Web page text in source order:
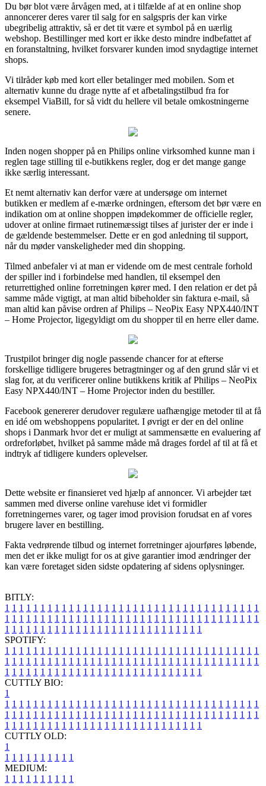
Du bør blot være årvågen med, at i tilfælde af at en online shop
annoncerer deres varer til salg for en salgspris der kan virke
ubegribelig attraktiv, så er det tit være et symbol på en uærlig
webshop. Bestillinger med kort er ikke desto mindre indbefattet af
en foranstaltning, hvilket forsvarer kunden imod snydagtige internet
shops.
Vi tilråder køb med kort eller betalinger med mobilen. Som et
alternativ kunne du drage nytte af et afbetalingstilbud fra for
eksempel ViaBill, for så vidt du hellere vil betale omkostningerne
senere.
Inden nogen shopper på en Philips online virksomhed kunne man i
reglen tage stilling til e-butikkens regler, dog er det mange gange
ikke særlig interessant.
Et nemt alternativ kan derfor være at undersøge om internet
butikken er medlem af e-mærke ordningen, eftersom det bør være en
indikation om at online shoppen imødekommer de officielle regler,
udover at online firmaet rutinemæssigt tilses af jurister der er inde i
de gældende bestemmelser. Dette er en god anledning til support,
når du møder vanskeligheder med din shopping.
Tilmed anbefaler vi at man er vidende om de mest centrale forhold
der spiller ind i forbindelse med handlen, til eksempel den
returrettighed online forretningen kører med. I den relation er det på
samme måde vigtigt, at man altid bibeholder sin faktura e-mail, så
man altid kan påvise ordren af Philips – NeoPix Easy NPX440/INT
– Home Projector, ligegyldigt om du shopper til en herre eller dame.
Trustpilot bringer dig nogle passende chancer for at efterse
forskellige tidligere brugeres betragtninger og af den grund slår vi et
slag for, at du verificerer online butikkens kritik af Philips – NeoPix
Easy NPX440/INT – Home Projector inden du bestiller.
Facebook genererer derudover regulære uafhængige metoder til at få
en idé om webshoppens popularitet. I øvrigt er der en del online
shops i Danmark hvor det er muligt at sammensætte en evaluering af
ordreforløbet, hvilket på samme måde må drages fordel af til at få et
indtryk af tidligere kunders oplevelser.
Dette website er finansieret ved hjælp af annoncer. Vi arbejder tæt
sammen med diverse online varehuse idet vi formidler
forretningernes varer, og tager imod provision forudsat en af vores
brugere laver en bestilling.
Fakta vedrørende tilbud og internet forretninger ajourføres løbende,
men det er ikke muligt for os at give garantier imod ændringer der
kan være foretaget siden sidste opdatering af sidens oplysninger.
BITLY:
1 1 1 1 1 1 1 1 1 1 1 1 1 1 1 1 1 1 1 1 1 1 1 1 1 1 1 1 1 1 1 1 1 1 1 1
1 1 1 1 1 1 1 1 1 1 1 1 1 1 1 1 1 1 1 1 1 1 1 1 1 1 1 1 1 1 1 1 1 1 1 1
1 1 1 1 1 1 1 1 1 1 1 1 1 1 1 1 1 1 1 1 1 1 1 1 1 1 1 1
SPOTIFY:
1 1 1 1 1 1 1 1 1 1 1 1 1 1 1 1 1 1 1 1 1 1 1 1 1 1 1 1 1 1 1 1 1 1 1 1
1 1 1 1 1 1 1 1 1 1 1 1 1 1 1 1 1 1 1 1 1 1 1 1 1 1 1 1 1 1 1 1 1 1 1 1
1 1 1 1 1 1 1 1 1 1 1 1 1 1 1 1 1 1 1 1 1 1 1 1 1 1 1 1
CUTTLY BIO:
1
1 1 1 1 1 1 1 1 1 1 1 1 1 1 1 1 1 1 1 1 1 1 1 1 1 1 1 1 1 1 1 1 1 1 1 1
1 1 1 1 1 1 1 1 1 1 1 1 1 1 1 1 1 1 1 1 1 1 1 1 1 1 1 1 1 1 1 1 1 1 1 1
1 1 1 1 1 1 1 1 1 1 1 1 1 1 1 1 1 1 1 1 1 1 1 1 1 1 1 1
CUTTLY OLD:
1
1 1 1 1 1 1 1 1 1 1
MEDIUM:
1 1 1 1 1 1 1 1 1 1